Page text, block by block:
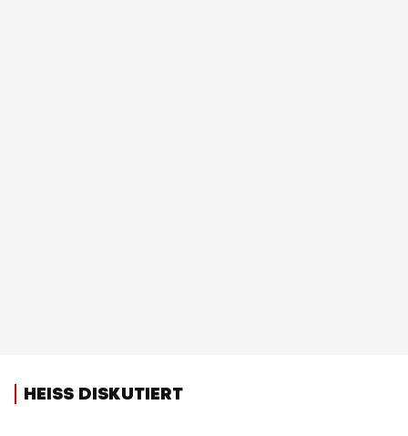
HEISS DISKUTIERT